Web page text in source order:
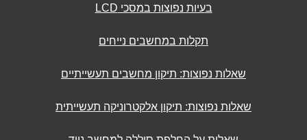
בעיות נפוצות במסכי LCD
תקלות במחשבים נייחים
שאלות נפוצות: תיקון מחשבים תעשייתיים
שאלות נפוצות: תיקון אלקטרוניקה תעשייתית